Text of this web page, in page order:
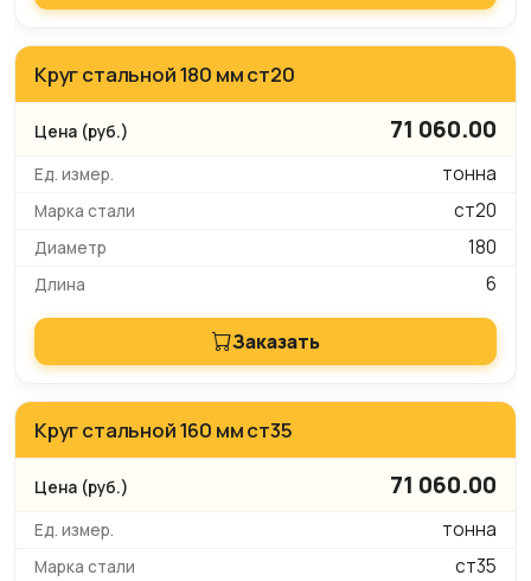
Круг стальной 180 мм ст20
71 060.00
тонна
ст20
180
6
Заказать
Круг стальной 160 мм ст35
71 060.00
тонна
ст35